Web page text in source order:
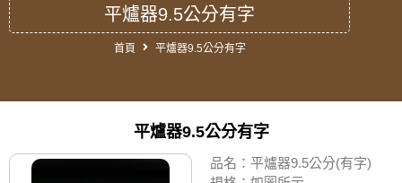
平爐器9.5公分有字
首頁 平爐器9.5公分有字
平爐器9.5公分有字
品名：平爐器9.5公分(有字)